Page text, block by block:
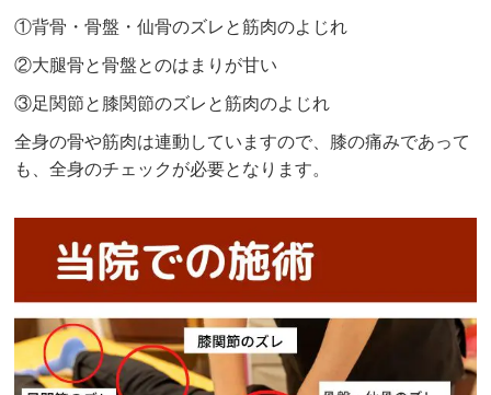
①背骨・骨盤・仙骨のズレと筋肉のよじれ
②大腿骨と骨盤とのはまりが甘い
③足関節と膝関節のズレと筋肉のよじれ
全身の骨や筋肉は連動していますので、膝の痛みであって
も、全身のチェックが必要となります。